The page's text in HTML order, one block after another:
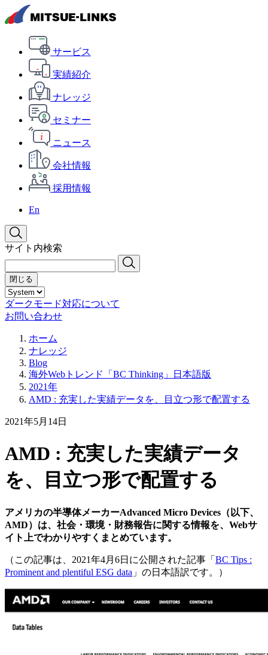
サービス
実績紹介
ナレッジ
セミナー
ニュース
会社情報
採用情報
En
サイト内検索
閉じる
ダークモード対応について
お問い合わせ
ホーム
ナレッジ
Blog
海外Webトレンド「BC Thinking」日本語版
2021年
AMD : 充実した実績データを、目立つ形で配置する
2021年5月14日
AMD : 充実した実績データ
を、目立つ形で配置する
アメリカの半導体メーカーAdvanced Micro Devices（以下、
AMD）は、社会・環境・財務報告に関する情報を、Webサ
イト上でわかりやすくまとめています。
（この記事は、2021年4月6日に公開された記事「 BC Tips :
Prominent and plentiful ESG data 」の日本語訳です。）